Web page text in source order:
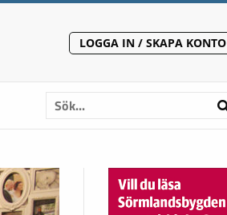
LOGGA IN / SKAPA KONTO